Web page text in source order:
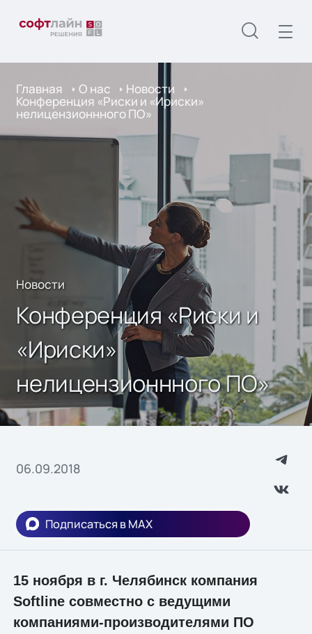
Главная О нас Новости
Конференция «Риски и «Ириски»
нелицензионнного ПО»
Новости
Конференция «Риски и
«Ириски»
нелицензионнного ПО»
06.09.2018
Подписаться в MAX
15 ноября в г. Челябинск компания
Softline совместно с ведущими
компаниями-производителями ПО